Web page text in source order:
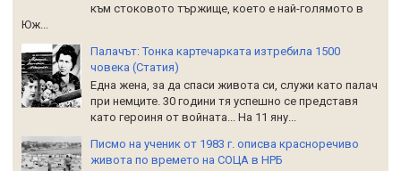
към стоковото тържище, което е най-голямото в
Юж...
Палачът: Тонка картечарката изтребила 1500
човека (Статия)
Една жена, за да спаси живота си, служи като палач
при немците. 30 години тя успешно се представя
като героиня от войната... На 11 яну...
Писмо на ученик от 1983 г. описва красноречиво
живота по времето на СОЦА в НРБ